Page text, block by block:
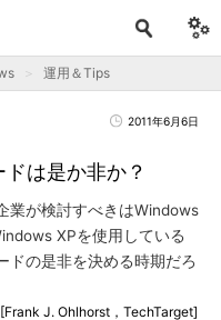
運用＆Tips
2011年6月6日
は是か非か？
業が検討すべきはWindows
XPを使用している
ドの是非を決める時期だろ
[Frank J. Ohlhorst，TechTarget]